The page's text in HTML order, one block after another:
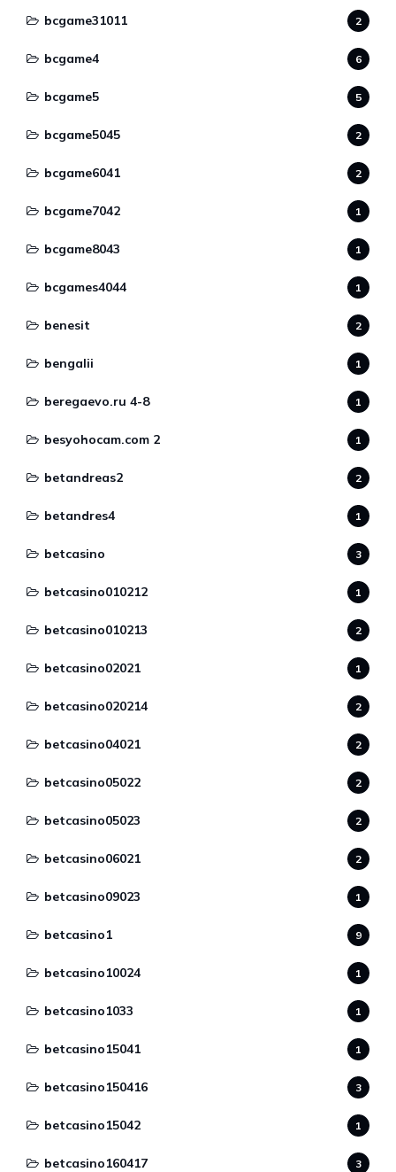
bcgame31011 2
bcgame4 6
bcgame5 5
bcgame5045 2
bcgame6041 2
bcgame7042 1
bcgame8043 1
bcgames4044 1
benesit 2
bengalii 1
beregaevo.ru 4-8 1
besyohocam.com 2 1
betandreas2 2
betandres4 1
betcasino 3
betcasino010212 1
betcasino010213 2
betcasino02021 1
betcasino020214 2
betcasino04021 2
betcasino05022 2
betcasino05023 2
betcasino06021 2
betcasino09023 1
betcasino1 9
betcasino10024 1
betcasino1033 1
betcasino15041 1
betcasino150416 3
betcasino15042 1
betcasino160417 3